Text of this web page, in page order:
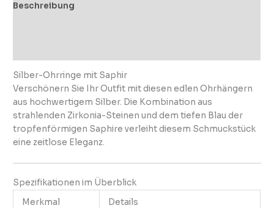
Beschreibung
Silber-Ohrringe mit Saphir
Verschönern Sie Ihr Outfit mit diesen edlen Ohrhängern
aus hochwertigem Silber. Die Kombination aus
strahlenden Zirkonia-Steinen und dem tiefen Blau der
tropfenförmigen Saphire verleiht diesem Schmuckstück
eine zeitlose Eleganz.
Spezifikationen im Überblick
Merkmal
Details